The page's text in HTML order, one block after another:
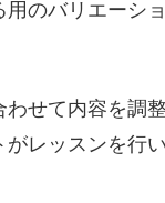
のバリエーシ
せて内容を調
レッスンを行い